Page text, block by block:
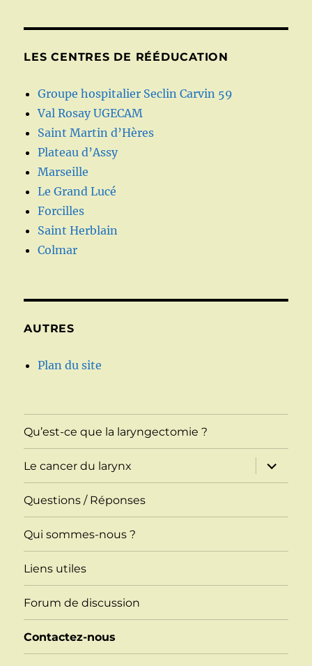
LES CENTRES DE RÉÉDUCATION
Groupe hospitalier Seclin Carvin 59
Val Rosay UGECAM
Saint Martin d’Hères
Plateau d’Assy
Marseille
Le Grand Lucé
Forcilles
Saint Herblain
Colmar
AUTRES
Plan du site
Qu’est-ce que la laryngectomie ?
Le cancer du larynx
ouvrir
le
sous-
Questions / Réponses
Qui sommes-nous ?
Liens utiles
Forum de discussion
Contactez-nous